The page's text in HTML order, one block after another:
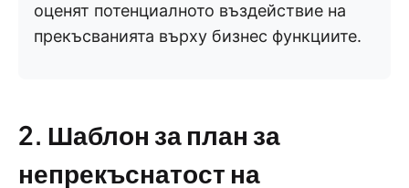
оценят потенциалното въздействие на
прекъсванията върху бизнес функциите.
2. Шаблон за план за
непрекъснатост на